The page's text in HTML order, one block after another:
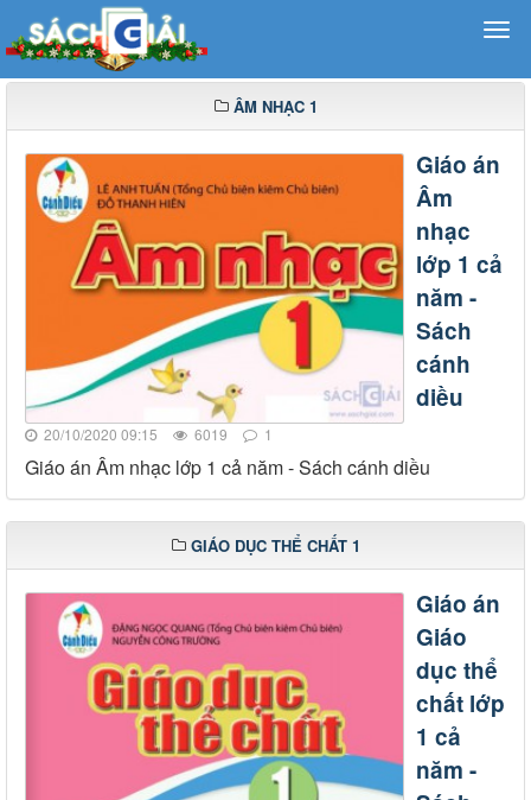
ÂM NHẠC 1
Giáo án
Âm
nhạc
lớp 1 cả
năm -
Sách
cánh
diều
20/10/2020 09:15 6019 1
Giáo án Âm nhạc lớp 1 cả năm - Sách cánh diều
GIÁO DỤC THỂ CHẤT 1
Giáo án
Giáo
dục thể
chất lớp
1 cả
năm -